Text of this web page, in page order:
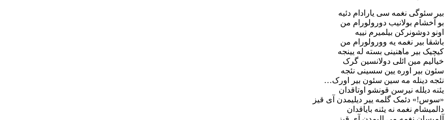
بیر سئوگی نغمه سی یارادام دئیه
بو آخشام بولانیب دورولورام من
اونو دوشونرکن بیلمیرم نییه
باشقا بیر نغمه یه وورولورام من
کیچیک بیر ماهنینی بسته له یینجه
خیالیم مین ائلی دولانسین گرک
سئون بیر اوره یین سسینی نئجه
نئجه دینله مه سین سئون بیر اورک…
یئنه دیلله نیرسن قونشو اوتاقدان
«سوس!» دئمک گلمه ییر دیلیمدن آی قیز
دالمیشام نغمه نه یئنه بایاقدان